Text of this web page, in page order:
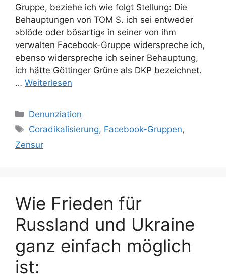
Gruppe, beziehe ich wie folgt Stellung: Die
Behauptungen von TOM S. ich sei entweder
»blöde oder bösartig« in seiner von ihm
verwalten Facebook-Gruppe widerspreche ich,
ebenso widerspreche ich seiner Behauptung,
ich hätte Göttinger Grüne als DKP bezeichnet.
… Weiterlesen
Kategorien
Denunziation
Schlagwörter
Coradikalisierung, Facebook-Gruppen,
Zensur
Wie Frieden für
Russland und Ukraine
ganz einfach möglich
ist: